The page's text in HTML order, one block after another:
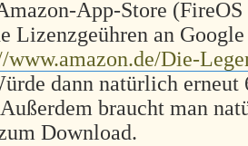
App-Store
Lizenzgeühren an
www.amazon.de/Die-
dann natürlich erneut
braucht man
Download.